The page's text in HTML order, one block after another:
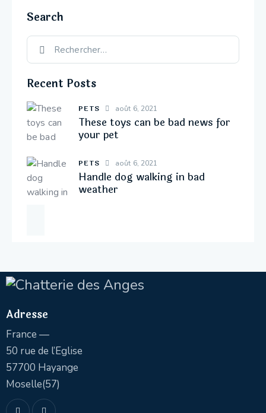
Search
Recent Posts
PETS août 6, 2021
These toys can be bad news for
your pet
PETS août 6, 2021
Handle dog walking in bad
weather
Adresse
France —
50 rue de l’Eglise
57700 Hayange
Moselle(57)